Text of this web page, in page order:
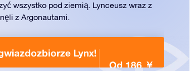
wszystko pod ziemią. Lynceusz wraz z
z Argonautami.
Lynx!
Od 186 ￥